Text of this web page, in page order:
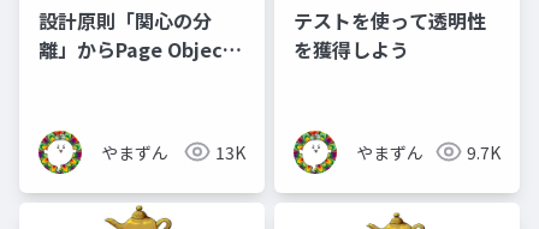
設計原則「関心の分
離」からPage Object
やまずん 13K
テストを使って透明性
を獲得しよう
やまずん 9.7K